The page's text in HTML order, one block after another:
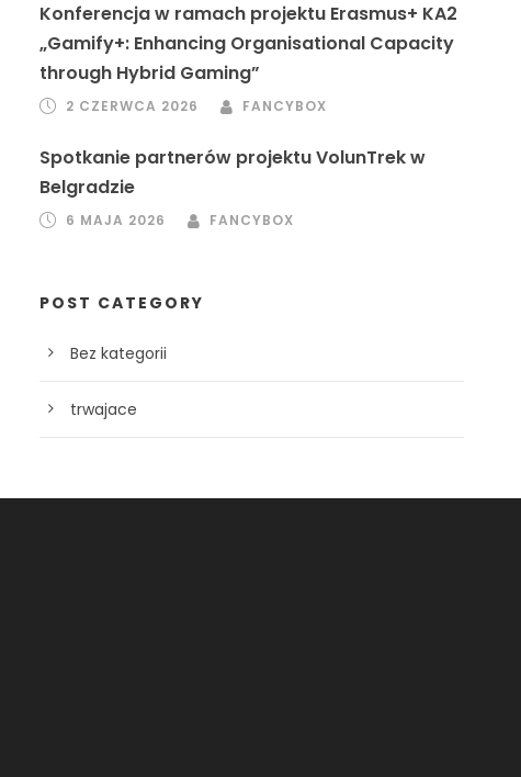
Konferencja w ramach projektu Erasmus+ KA2
„Gamify+: Enhancing Organisational Capacity
through Hybrid Gaming”
2 CZERWCA 2026 FANCYBOX
Spotkanie partnerów projektu VolunTrek w
Belgradzie
6 MAJA 2026 FANCYBOX
POST CATEGORY
Bez kategorii
trwajace